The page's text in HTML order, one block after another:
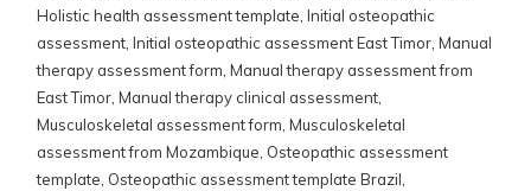
Holistic health assessment template Initial osteopathic
assessment, Initial osteopathic assessment East Timor, Manual
therapy assessment form Manual therapy assessment from
East Timor, Manual therapy clinical assessment,
Musculoskeletal assessment form Musculoskeletal
assessment from Mozambique Osteopathic assessment
template Osteopathic assessment template Brazil